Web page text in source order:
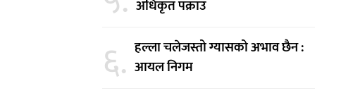
अधिकृत पक्राउ
६. हल्ला चलेजस्तो ग्यासको अभाव छैन :
आयल निगम